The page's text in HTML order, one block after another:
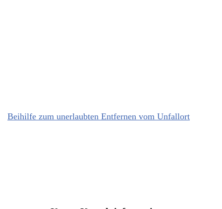
Beihilfe zum unerlaubten Entfernen vom Unfallort